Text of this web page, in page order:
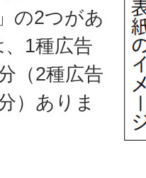
の2つがあ
1種広告
（2種広告
）ありま